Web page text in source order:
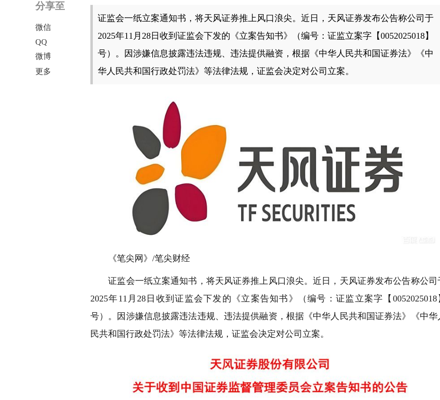
分享至
微信
QQ
微博
更多
证监会一纸立案通知书，将天风证券推上风口浪尖。近日，天风证券发布公告称公司于
2025年11月28日收到证监会下发的《立案告知书》（编号：证监立案字【0052025018】
号）。因涉嫌信息披露违法违规、违法提供融资，根据《中华人民共和国证券法》《中
华人民共和国行政处罚法》等法律法规，证监会决定对公司立案。
《笔尖网》/笔尖财经
证监会一纸立案通知书，将天风证券推上风口浪尖。近日，天风证券发布公告称公司
2025年11月28日收到证监会下发的《立案告知书》（编号：证监立案字【0052025018
号）。因涉嫌信息披露违法违规、违法提供融资，根据《中华人民共和国证券法》《中华
民共和国行政处罚法》等法律法规，证监会决定对公司立案。